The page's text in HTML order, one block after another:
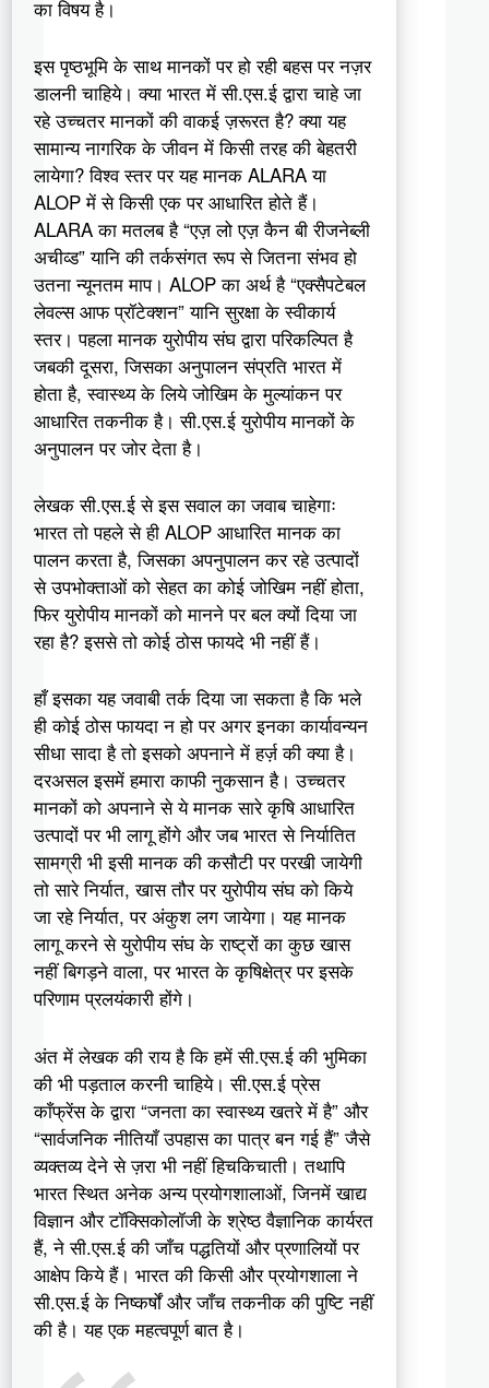
का विषय है।
इस पृष्ठभूमि के साथ मानकों पर हो रही बहस पर नज़र
डालनी चाहिये। क्या भारत में सी.एस.ई द्वारा चाहे जा
रहे उच्चतर मानकों की वाकई ज़रूरत है? क्या यह
सामान्य नागरिक के जीवन में किसी तरह की बेहतरी
लायेगा? विश्व स्तर पर यह मानक ALARA या
ALOP में से किसी एक पर आधारित होते हैं।
ALARA का मतलब है “एज़ लो एज़ कैन बी रीजनेब्ली
अचीव्ड” यानि की तर्कसंगत रूप से जितना संभव हो
उतना न्यूनतम माप। ALOP का अर्थ है “एक्सैपटेबल
लेवल्स आफ प्रॉटेक्शन” यानि सुरक्षा के स्वीकार्य
स्तर। पहला मानक युरोपीय संघ द्वारा परिकल्पित है
जबकी दूसरा, जिसका अनुपालन संप्रति भारत में
होता है, स्वास्थ्य के लिये जोखिम के मुल्यांकन पर
आधारित तकनीक है। सी.एस.ई युरोपीय मानकों के
अनुपालन पर जोर देता है।
लेखक सी.एस.ई से इस सवाल का जवाब चाहेगाः
भारत तो पहले से ही ALOP आधारित मानक का
पालन करता है, जिसका अपनुपालन कर रहे उत्पादों
से उपभोक्ताओं को सेहत का कोई जोखिम नहीं होता,
फिर युरोपीय मानकों को मानने पर बल क्यों दिया जा
रहा है? इससे तो कोई ठोस फायदे भी नहीं हैं।
हाँ इसका यह जवाबी तर्क दिया जा सकता है कि भले
ही कोई ठोस फायदा न हो पर अगर इनका कार्यावन्यन
सीधा सादा है तो इसको अपनाने में हर्ज़ की क्या है।
दरअसल इसमें हमारा काफी नुकसान है। उच्चतर
मानकों को अपनाने से ये मानक सारे कृषि आधारित
उत्पादों पर भी लागू होंगे और जब भारत से निर्यातित
सामग्री भी इसी मानक की कसौटी पर परखी जायेगी
तो सारे निर्यात, खास तौर पर युरोपीय संघ को किये
जा रहे निर्यात, पर अंकुश लग जायेगा। यह मानक
लागू करने से युरोपीय संघ के राष्ट्रों का कुछ खास
नहीं बिगड़ने वाला, पर भारत के कृषिक्षेत्र पर इसके
परिणाम प्रलयंकारी होंगे।
अंत में लेखक की राय है कि हमें सी.एस.ई की भुमिका
की भी पड़ताल करनी चाहिये। सी.एस.ई प्रेस
काँफ्रेंस के द्वारा “जनता का स्वास्थ्य खतरे में है” और
“सार्वजनिक नीतियाँ उपहास का पात्र बन गई हैं” जैसे
व्यक्तव्य देने से ज़रा भी नहीं हिचकिचाती। तथापि
भारत स्थित अनेक अन्य प्रयोगशालाओं, जिनमें खाद्य
विज्ञान और टॉक्सिकोलॉजी के श्रेष्ठ वैज्ञानिक कार्यरत
हैं, ने सी.एस.ई की जाँच पद्धतियों और प्रणालियों पर
आक्षेप किये हैं। भारत की किसी और प्रयोगशाला ने
सी.एस.ई के निष्कर्षों और जाँच तकनीक की पुष्टि नहीं
की है। यह एक महत्वपूर्ण बात है।